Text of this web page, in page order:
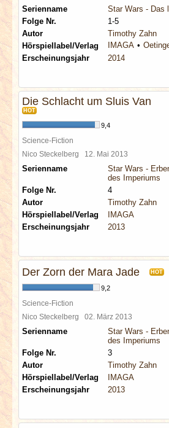
Serienname
Star Wars - Das
Folge Nr.
1-5
Autor
Timothy Zahn
Hörspiellabel/Verlag
IMAGA
Erscheinungsjahr
2014
Die Schlacht um Sluis Van
HOT
9,4
Science-Fiction
Nico Steckelberg 12. Mai 2013
Serienname
Star Wars -
des Imperiums
Folge Nr.
4
Autor
Timothy Zahn
Hörspiellabel/Verlag
IMAGA
Erscheinungsjahr
2013
Der Zorn der Mara Jade HOT
9,2
Science-Fiction
Nico Steckelberg 02. März 2013
Serienname
Star Wars -
des Imperiums
Folge Nr.
3
Autor
Timothy Zahn
Hörspiellabel/Verlag
IMAGA
Erscheinungsjahr
2013